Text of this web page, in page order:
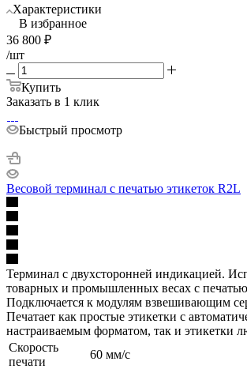
Характеристики
В избранное
36 800 ₽
/шт
Купить
Заказать в 1 клик
Быстрый просмотр
Весовой терминал с печатью этикеток R2L
Терминал с двухсторонней индикацией.
товарных и промышленных весах с печатью
Подключается к модулям взвешивающим
Печатает как простые этикетки с
настраиваемым форматом, так и этикетки
Скорость
печати
60 мм/с